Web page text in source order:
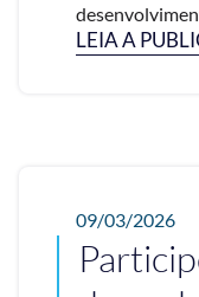
LEIA A
09/03/2026